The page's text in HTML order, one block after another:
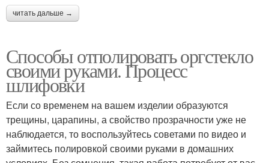
читать дальше →
Способы отполировать оргстекло
своими руками. Процесс
шлифовки
Если со временем на вашем изделии образуются
трещины, царапины, а свойство прозрачности уже не
наблюдается, то воспользуйтесь советами по видео и
займитесь полировкой своими руками в домашних